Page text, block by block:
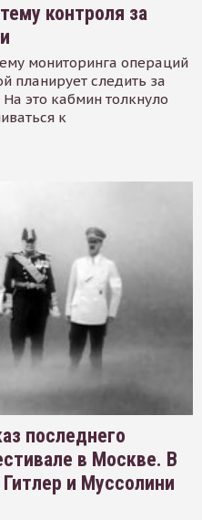
контроля за
мониторинга операций
планирует следить за
это кабмин толкнуло
к
последнего
в Москве. В
и Муссолини